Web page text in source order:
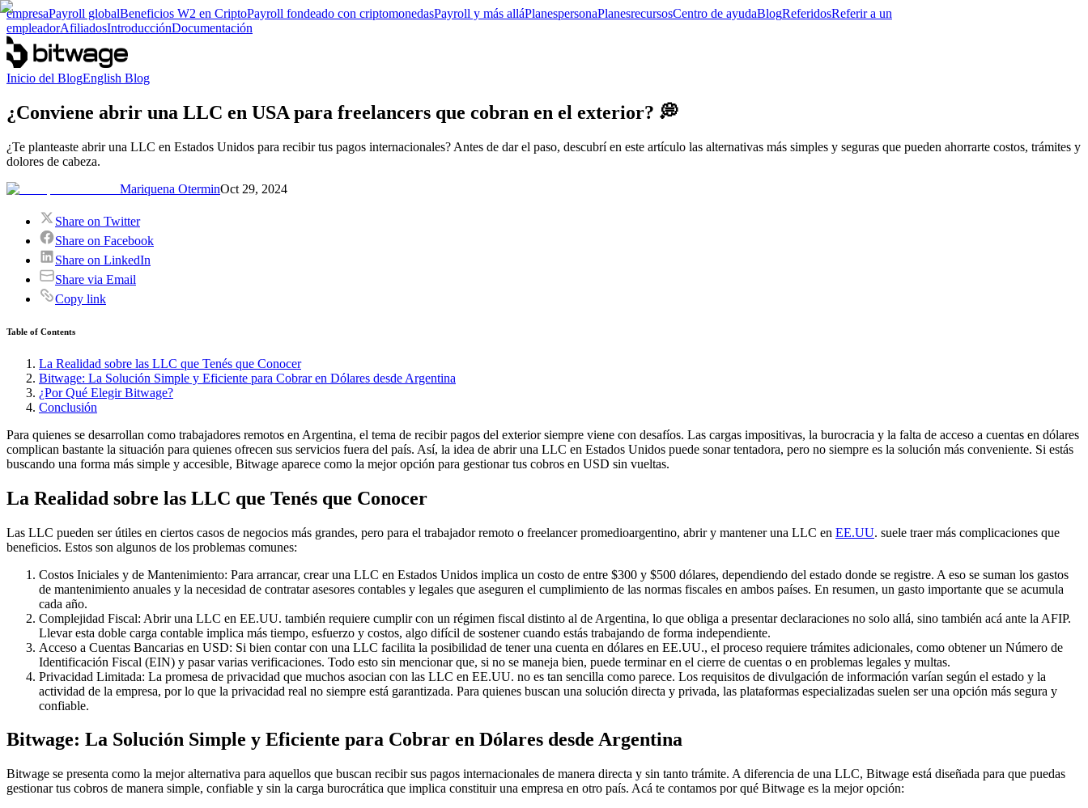
empresaPayroll globalBeneficios W2 en CriptoPayroll fondeado con criptomonedasPayroll y más alláPlanespersonaPlanesrecursosCentro de ayudaBlogReferidosReferir a un
empleadorAfiliadosIntroducciónDocumentación
Inicio del BlogEnglish Blog
¿Conviene abrir una LLC en USA para freelancers que cobran en el exterior? 💭
¿Te planteaste abrir una LLC en Estados Unidos para recibir tus pagos internacionales? Antes de dar el paso, descubrí en este artículo las alternativas más simples y seguras que pueden ahorrarte costos, trámites y
dolores de cabeza.
Mariquena OterminOct 29, 2024
Share on Twitter
Share on Facebook
Share on LinkedIn
Share via Email
Copy link
Table of Contents
La Realidad sobre las LLC que Tenés que Conocer
Bitwage: La Solución Simple y Eficiente para Cobrar en Dólares desde Argentina
¿Por Qué Elegir Bitwage?
Conclusión
Para quienes se desarrollan como trabajadores remotos en Argentina, el tema de recibir pagos del exterior siempre viene con desafíos. Las cargas impositivas, la burocracia y la falta de acceso a cuentas en dólares
complican bastante la situación para quienes ofrecen sus servicios fuera del país. Así, la idea de abrir una LLC en Estados Unidos puede sonar tentadora, pero no siempre es la solución más conveniente. Si estás
buscando una forma más simple y accesible, Bitwage aparece como la mejor opción para gestionar tus cobros en USD sin vueltas.
La Realidad sobre las LLC que Tenés que Conocer
Las LLC pueden ser útiles en ciertos casos de negocios más grandes, pero para el trabajador remoto o freelancer promedioargentino, abrir y mantener una LLC en EE.UU. suele traer más complicaciones que
beneficios. Estos son algunos de los problemas comunes:
Costos Iniciales y de Mantenimiento: Para arrancar, crear una LLC en Estados Unidos implica un costo de entre $300 y $500 dólares, dependiendo del estado donde se registre. A eso se suman los gastos
de mantenimiento anuales y la necesidad de contratar asesores contables y legales que aseguren el cumplimiento de las normas fiscales en ambos países. En resumen, un gasto importante que se acumula
cada año.
Complejidad Fiscal: Abrir una LLC en EE.UU. también requiere cumplir con un régimen fiscal distinto al de Argentina, lo que obliga a presentar declaraciones no solo allá, sino también acá ante la AFIP.
Llevar esta doble carga contable implica más tiempo, esfuerzo y costos, algo difícil de sostener cuando estás trabajando de forma independiente.
Acceso a Cuentas Bancarias en USD: Si bien contar con una LLC facilita la posibilidad de tener una cuenta en dólares en EE.UU., el proceso requiere trámites adicionales, como obtener un Número de
Identificación Fiscal (EIN) y pasar varias verificaciones. Todo esto sin mencionar que, si no se maneja bien, puede terminar en el cierre de cuentas o en problemas legales y multas.
Privacidad Limitada: La promesa de privacidad que muchos asocian con las LLC en EE.UU. no es tan sencilla como parece. Los requisitos de divulgación de información varían según el estado y la
actividad de la empresa, por lo que la privacidad real no siempre está garantizada. Para quienes buscan una solución directa y privada, las plataformas especializadas suelen ser una opción más segura y
confiable.
Bitwage: La Solución Simple y Eficiente para Cobrar en Dólares desde Argentina
Bitwage se presenta como la mejor alternativa para aquellos que buscan recibir sus pagos internacionales de manera directa y sin tanto trámite. A diferencia de una LLC, Bitwage está diseñada para que puedas
gestionar tus cobros de manera simple, confiable y sin la carga burocrática que implica constituir una empresa en otro país. Acá te contamos por qué Bitwage es la mejor opción: